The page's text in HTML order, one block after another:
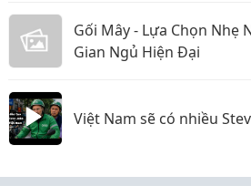
Gối Mây - Lựa Chọn Nhẹ
Gian Ngủ Hiện Đại
Việt Nam sẽ có nhiều